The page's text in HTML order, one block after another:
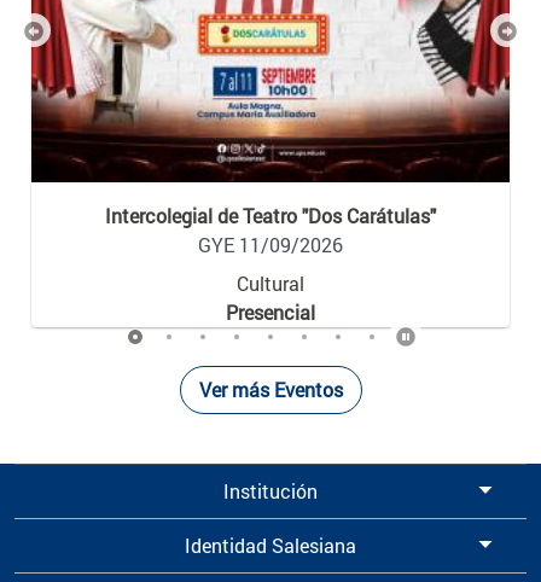
Intercolegial de Teatro "Dos Carátulas"
GYE 11/09/2026
Cultural
Presencial
Previous
Ver más Eventos
Institución
Identidad Salesiana